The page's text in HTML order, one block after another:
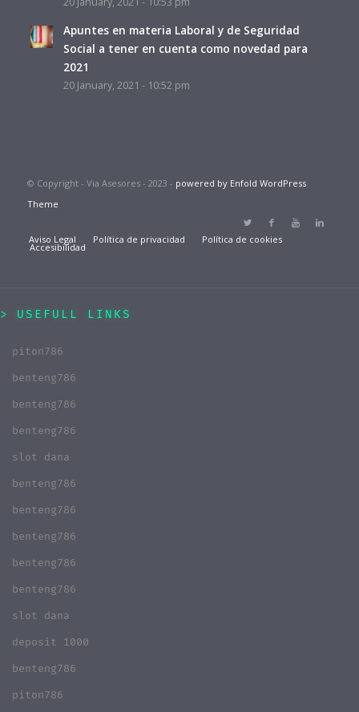
Apuntes en materia Laboral y de Seguridad
Social a tener en cuenta como novedad para
2021
20 January, 2021 - 10:52 pm
© Copyright - Via Asesores - 2023 - powered by Enfold WordPress
Theme
Aviso Legal Política de privacidad Política de cookies
Accesibilidad
USEFULL LINKS
piton786
benteng786
benteng786
benteng786
slot dana
benteng786
benteng786
benteng786
benteng786
benteng786
slot dana
deposit 1000
benteng786
piton786